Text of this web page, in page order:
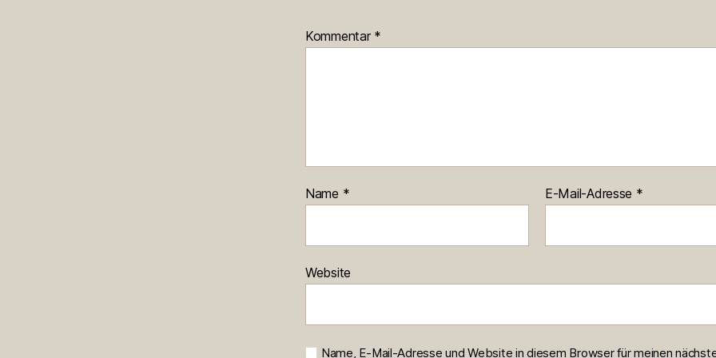
Kommentar *
Name * E-Mail-Adresse *
Website
Name, E-Mail-Adresse und Website in diesem Browser für meinen